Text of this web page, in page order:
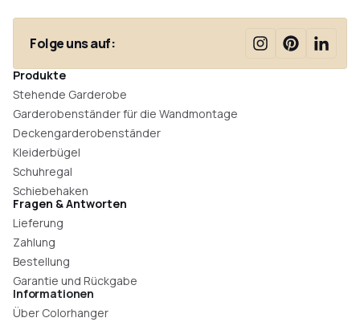
Folge uns auf:
Produkte
Stehende Garderobe
Garderobenständer für die Wandmontage
Deckengarderobenständer
Kleiderbügel
Schuhregal
Schiebehaken
Fragen & Antworten
Lieferung
Zahlung
Bestellung
Garantie und Rückgabe
Informationen
Über Colorhanger